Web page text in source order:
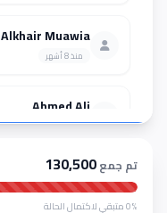
Alkhair Muawia
منذ 8 أشهر
Ahmed Ali
منذ 8 أشهر
ابو مريم
منذ 8 أشهر
تم جمع130,500
0% متبقي لاكتمال الحالة